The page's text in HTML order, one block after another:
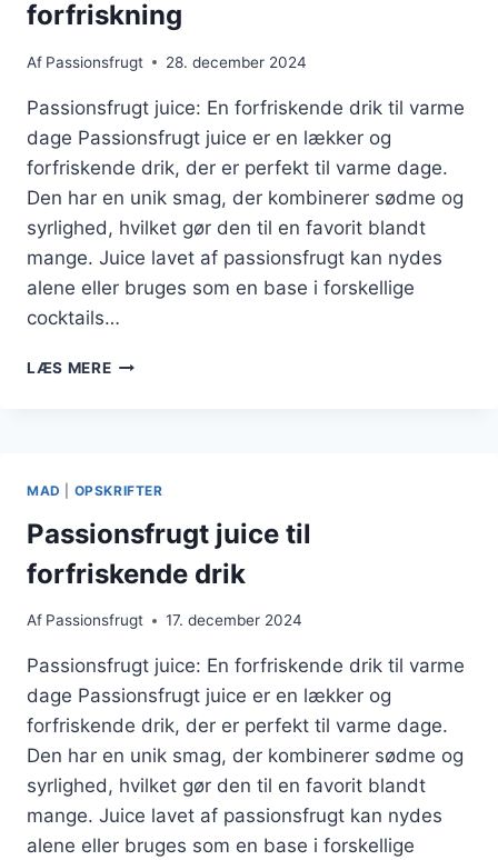
forfriskning
Af Passionsfrugt 28. december 2024
Passionsfrugt juice: En forfriskende drik til varme
dage Passionsfrugt juice er en lækker og
forfriskende drik, der er perfekt til varme dage.
Den har en unik smag, der kombinerer sødme og
syrlighed, hvilket gør den til en favorit blandt
mange. Juice lavet af passionsfrugt kan nydes
alene eller bruges som en base i forskellige
cocktails…
LÆS MEREPASSIONSFRUGT
MAD OPSKRIFTER
Passionsfrugt juice til
forfriskende drik
Af Passionsfrugt 17. december 2024
Passionsfrugt juice: En forfriskende drik til varme
dage Passionsfrugt juice er en lækker og
forfriskende drik, der er perfekt til varme dage.
Den har en unik smag, der kombinerer sødme og
syrlighed, hvilket gør den til en favorit blandt
mange. Juice lavet af passionsfrugt kan nydes
alene eller bruges som en base i forskellige